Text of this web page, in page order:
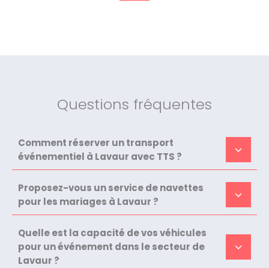
Questions fréquentes
Comment réserver un transport
événementiel à Lavaur avec TTS ?
Proposez-vous un service de navettes
pour les mariages à Lavaur ?
Quelle est la capacité de vos véhicules
pour un événement dans le secteur de
Lavaur ?